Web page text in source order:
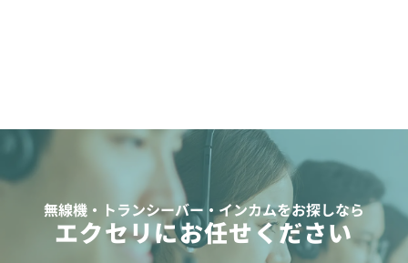
無線機・トランシーバー・インカムをお探しなら
エクセリにお任せください